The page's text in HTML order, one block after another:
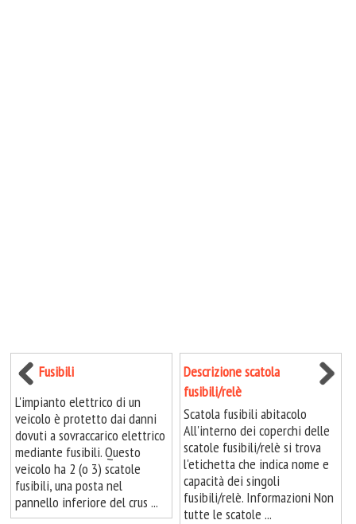
Fusibili
L'impianto elettrico di un
veicolo è protetto dai danni
dovuti a sovraccarico elettrico
mediante fusibili. Questo
veicolo ha 2 (o 3) scatole
fusibili, una posta nel
pannello inferiore del crus ...
Descrizione scatola
fusibili/relè
Scatola fusibili abitacolo
All'interno dei coperchi delle
scatole fusibili/relè si trova
l'etichetta che indica nome e
capacità dei singoli
fusibili/relè. Informazioni Non
tutte le scatole ...